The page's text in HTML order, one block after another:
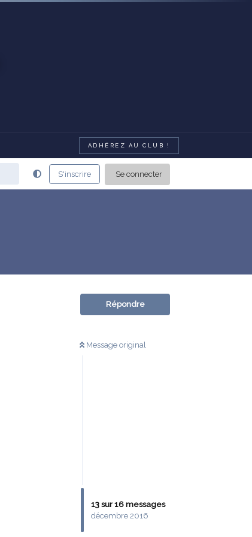
ADHÉREZ AU CLUB !
S'inscrire Se connecter
Répondre
Message original
13 sur 16 messages
décembre 2016